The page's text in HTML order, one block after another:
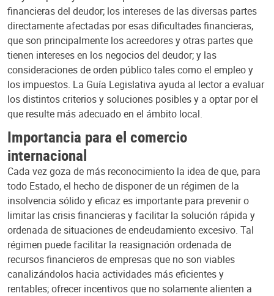
financieras del deudor; los intereses de las diversas partes
directamente afectadas por esas dificultades financieras,
que son principalmente los acreedores y otras partes que
tienen intereses en los negocios del deudor; y las
consideraciones de orden público tales como el empleo y
los impuestos. La Guía Legislativa ayuda al lector a evaluar
los distintos criterios y soluciones posibles y a optar por el
que resulte más adecuado en el ámbito local.
Importancia para el comercio
internacional
Cada vez goza de más reconocimiento la idea de que, para
todo Estado, el hecho de disponer de un régimen de la
insolvencia sólido y eficaz es importante para prevenir o
limitar las crisis financieras y facilitar la solución rápida y
ordenada de situaciones de endeudamiento excesivo. Tal
régimen puede facilitar la reasignación ordenada de
recursos financieros de empresas que no son viables
canalizándolos hacia actividades más eficientes y
rentables; ofrecer incentivos que no solamente alienten a